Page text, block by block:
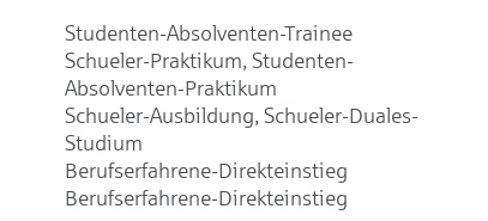
Studenten-Absolventen-Trainee
Schueler-Praktikum, Studenten-
Absolventen-Praktikum
Schueler-Ausbildung, Schueler-Duales-
Studium
Berufserfahrene-Direkteinstieg
Berufserfahrene-Direkteinstieg